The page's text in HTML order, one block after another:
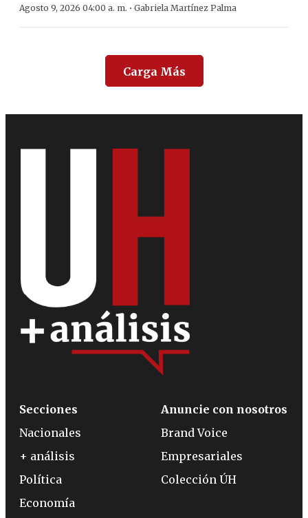
Agosto 9, 2026 04:00 a. m. · Gabriela Martínez Palma
Carga Más
Secciones
Nacionales
+ análisis
Política
Economía
Anuncie con nosotros
Brand Voice
Empresariales
Colección ÚH